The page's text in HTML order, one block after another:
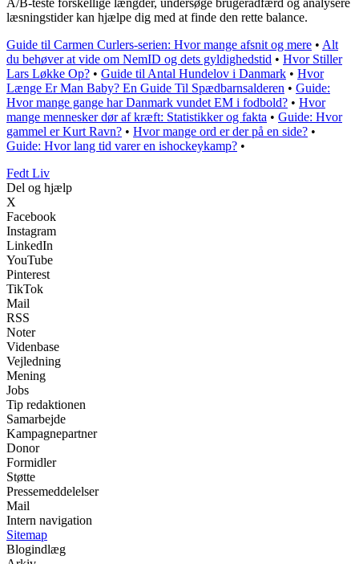
A/B-teste forskellige længder, undersøge brugeradfærd og analysere
læsningstider kan hjælpe dig med at finde den rette balance.
Guide til Carmen Curlers-serien: Hvor mange afsnit og mere • Alt
du behøver at vide om NemID og dets gyldighedstid • Hvor Stiller
Lars Løkke Op? • Guide til Antal Hundelov i Danmark • Hvor
Længe Er Man Baby? En Guide Til Spædbarnsalderen • Guide:
Hvor mange gange har Danmark vundet EM i fodbold? • Hvor
mange mennesker dør af kræft: Statistikker og fakta • Guide: Hvor
gammel er Kurt Ravn? • Hvor mange ord er der på en side? •
Guide: Hvor lang tid varer en ishockeykamp? •
Fedt Liv
Del og hjælp
X
Facebook
Instagram
LinkedIn
YouTube
Pinterest
TikTok
Mail
RSS
Noter
Videnbase
Vejledning
Mening
Jobs
Tip redaktionen
Samarbejde
Kampagnepartner
Donor
Formidler
Støtte
Pressemeddelelser
Mail
Intern navigation
Sitemap
Blogindlæg